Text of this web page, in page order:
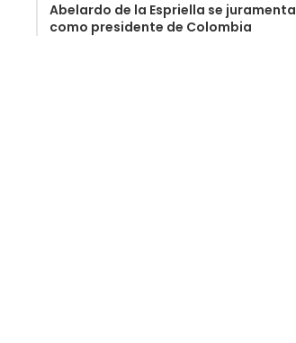
Abelardo de la Espriella se juramenta
como presidente de Colombia